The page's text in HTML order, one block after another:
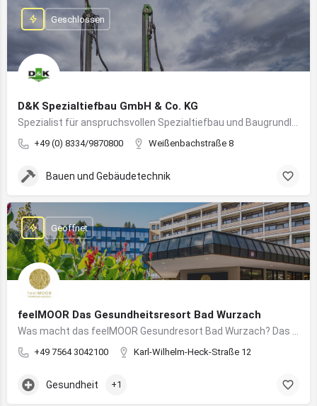
D&K Spezialtiefbau GmbH & Co. KG
+49 (0) 8334/9870800 Weißenbachstraße 8
Geschlossen
Bauen und Gebäudetechnik
feelMOOR Das Gesundheitsresort Bad Wurzach
+49 7564 3042100 Karl-Wilhelm-Heck-Straße 12
Geöffnet
Gesundheit +1